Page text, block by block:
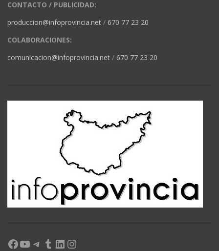
CONTACTO / PUBLICIDAD:
produccion@infoprovincia.net / 670 77 23 20
COLABORACIONES:
comunicacion@infoprovincia.net / 670 77 23 20
Facebook
YouTube
Telegram
Tumblr
LinkedIn
Instagram